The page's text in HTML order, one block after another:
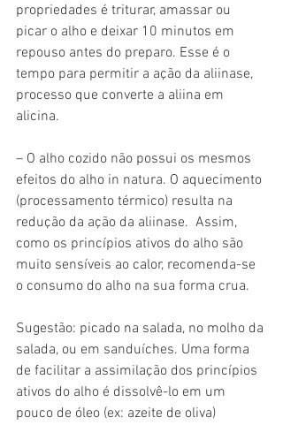
propriedades é triturar, amassar ou
picar o alho e deixar 10 minutos em
repouso antes do preparo. Esse é o
tempo para permitir a ação da aliinase,
processo que converte a aliina em
alicina.
– O alho cozido não possui os mesmos
efeitos do alho in natura. O aquecimento
(processamento térmico) resulta na
redução da ação da aliinase.  Assim,
como os princípios ativos do alho são
muito sensíveis ao calor, recomenda-se
o consumo do alho na sua forma crua.
Sugestão: picado na salada, no molho da
salada, ou em sanduíches. Uma forma
de facilitar a assimilação dos princípios
ativos do alho é dissolvê-lo em um
pouco de óleo (ex: azeite de oliva)